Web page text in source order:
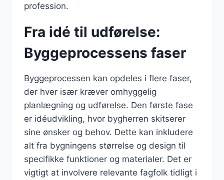
profession.
Fra idé til udførelse:
Byggeprocessens faser
Byggeprocessen kan opdeles i flere faser,
der hver især kræver omhyggelig
planlægning og udførelse. Den første fase
er idéudvikling, hvor bygherren skitserer
sine ønsker og behov. Dette kan inkludere
alt fra bygningens størrelse og design til
specifikke funktioner og materialer. Det er
vigtigt at involvere relevante fagfolk tidligt i